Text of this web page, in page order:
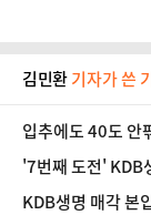
김민환기자가 쓴
입추에도 40도 안
'7번째 도전' KDB
KDB생명 매각 본